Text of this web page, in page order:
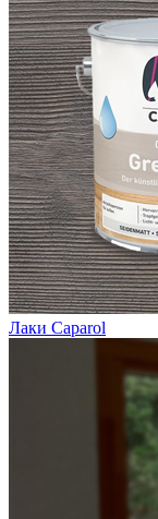
Лаки Caparol